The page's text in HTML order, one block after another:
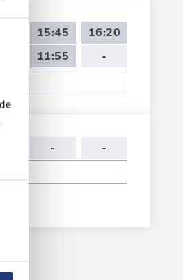
15:45 16:20
11:55
-
-
-